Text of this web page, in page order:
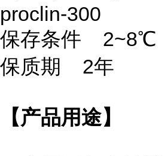
proclin-300
保存条件 2~8℃
保质期 2年
【产品用途】